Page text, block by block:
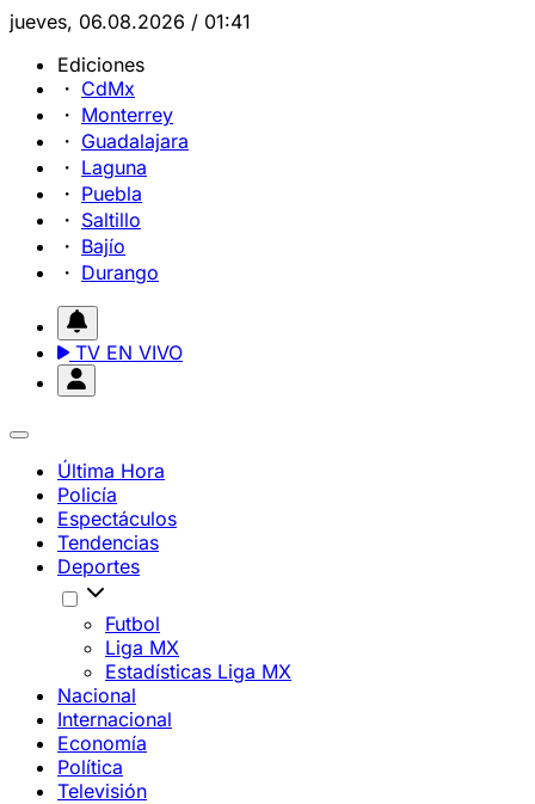
jueves, 06.08.2026 / 01:41
Ediciones
CdMx
Monterrey
Guadalajara
Laguna
Puebla
Saltillo
Bajío
Durango
TV EN VIVO
Última Hora
Policía
Espectáculos
Tendencias
Deportes
Futbol
Liga MX
Estadísticas Liga MX
Nacional
Internacional
Economía
Política
Televisión